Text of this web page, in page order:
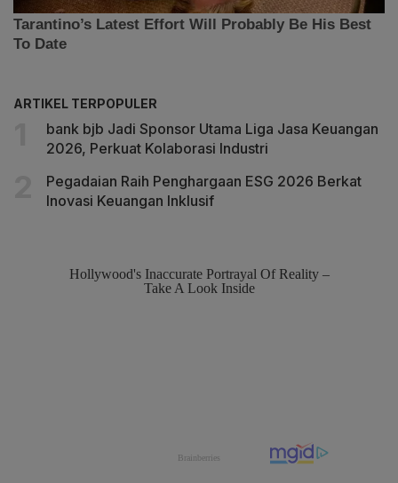
ARTIKEL TERPOPULER
bank bjb Jadi Sponsor Utama Liga Jasa Keuangan
2026, Perkuat Kolaborasi Industri
Pegadaian Raih Penghargaan ESG 2026 Berkat
Inovasi Keuangan Inklusif